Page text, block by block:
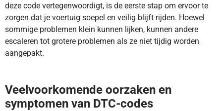
deze code vertegenwoordigt, is de eerste stap om ervoor te
zorgen dat je voertuig soepel en veilig blijft rijden. Hoewel
sommige problemen klein kunnen lijken, kunnen andere
escaleren tot grotere problemen als ze niet tijdig worden
aangepakt.
Veelvoorkomende oorzaken en
symptomen van DTC-codes